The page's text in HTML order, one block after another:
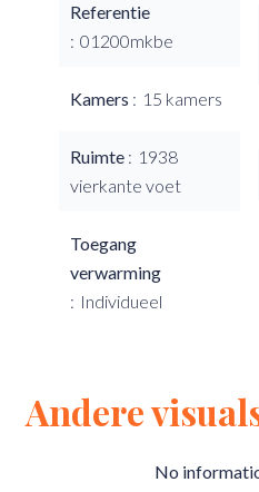
Referentie
01200mkbe
Kamers 15 kamers
Ruimte
1938
vierkante voet
Toegang
verwarming
Individueel
Andere
No